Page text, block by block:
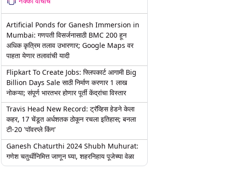
Artificial Ponds for Ganesh Immersion in
Mumbai: गणपती विसर्जनासाठी BMC 200 हून
अधिक कृत्रिम तलाव उभारणार; Google Maps वर
पाहता येणार तलावांची यादी
Flipkart To Create Jobs: फ्लिपकार्ट आगामी Big
Billion Days Sale साठी निर्माण करणार 1 लाख
नोकऱ्या; संपूर्ण भारतभर होणार पूर्ती केंद्रांचा विस्तार
Travis Head New Record: ट्रॅव्हिस हेडने केला
कहर, 17 चेंडूत अर्धशतक ठोकून रचला इतिहास; बनला
टी-20 'पॉवरप्ले किंग'
Ganesh Chaturthi 2024 Shubh Muhurat:
गणेश चतुर्थीनिमित्त जाणून घ्या, शहरनिहाय पूजेच्या वेळा